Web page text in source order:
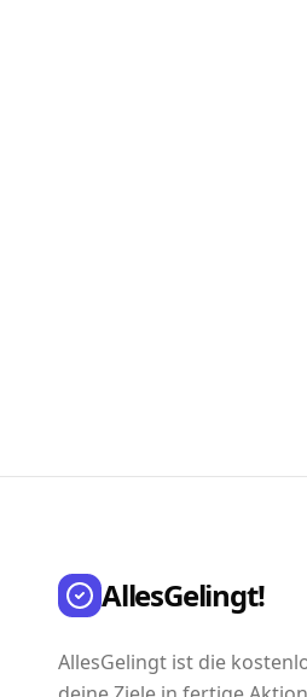
AllesGelingt!
AllesGelingt ist die